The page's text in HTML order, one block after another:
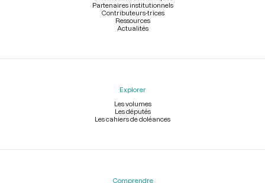
Partenaires institutionnels
Contributeurs-trices
Ressources
Actualités
Explorer
Les volumes
Les députés
Les cahiers de doléances
Comprendre